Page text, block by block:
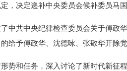
决定递补中央委员会候补委员马国
共中央纪律检查委员会关于傅政
给予傅政华、沈德咏、张敬华开除
和任务，深入讨论了新时代新征